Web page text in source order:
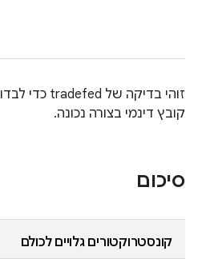
קובץ דינמי בצורה נכונה.
סיכום
קונסטרוקטורים גלויים לכולם